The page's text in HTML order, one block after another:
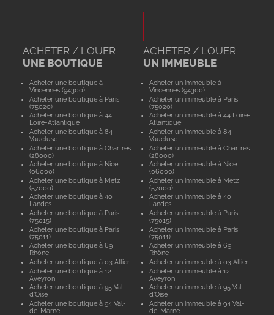
ACHETER / LOUER
UNE BOUTIQUE
Acheter une boutique à
Vincennes (94300)
Acheter une boutique à Paris
(75020)
Acheter une boutique à 44
Loire-Atlantique
Acheter une boutique à 84
Vaucluse
Acheter une boutique à Chartres
(28000)
Acheter une boutique à Nice
(06000)
Acheter une boutique à Metz
(57000)
Acheter une boutique à 40
Landes
Acheter une boutique à Paris
(75015)
Acheter une boutique à Paris
(75011)
Acheter une boutique à 69
Rhône
Acheter une boutique à 03 Allier
Acheter une boutique à 12
Aveyron
Acheter une boutique à 95 Val-
d'Oise
Acheter une boutique à 94 Val-
de-Marne
ACHETER / LOUER
UN IMMEUBLE
Acheter un immeuble à
Vincennes (94300)
Acheter un immeuble à Paris
(75020)
Acheter un immeuble à 44 Loire-
Atlantique
Acheter un immeuble à 84
Vaucluse
Acheter un immeuble à Chartres
(28000)
Acheter un immeuble à Nice
(06000)
Acheter un immeuble à Metz
(57000)
Acheter un immeuble à 40
Landes
Acheter un immeuble à Paris
(75015)
Acheter un immeuble à Paris
(75011)
Acheter un immeuble à 69
Rhône
Acheter un immeuble à 03 Allier
Acheter un immeuble à 12
Aveyron
Acheter un immeuble à 95 Val-
d'Oise
Acheter un immeuble à 94 Val-
de-Marne